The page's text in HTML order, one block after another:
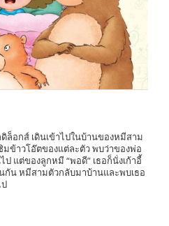
ล็อกส์ เดินเข้าไปในบ้านของหมีสาม
ข้าวโอ๊ตของแต่ละตัว พบว่าของพ่อ
แต่ของลูกหมี “พอดี” เธอก็นั่งเก้าอี้
กัน หมีสามตัวกลับมาบ้านและพบเธอ